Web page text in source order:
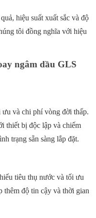
hiệu suất xuất sắc và độ
tôi đồng nghĩa với hiệu
ngâm dầu GLS
và chi phí vòng đời thấp.
thiết bị độc lập và chiếm
trạng sẵn sàng lắp đặt.
tiêu thụ nước và tối ưu
thêm độ tin cậy và thời gian